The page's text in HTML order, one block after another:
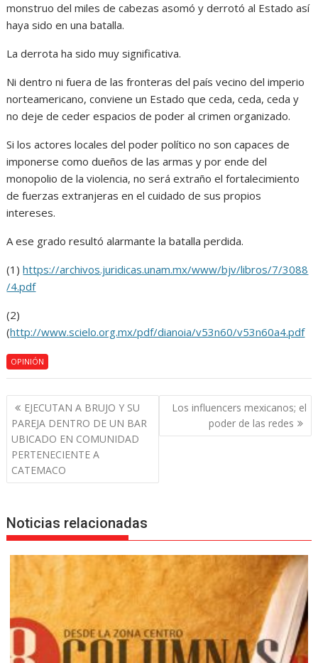
monstruo del miles de cabezas asomó y derrotó al Estado así
haya sido en una batalla.
La derrota ha sido muy significativa.
Ni dentro ni fuera de las fronteras del país vecino del imperio
norteamericano, conviene un Estado que ceda, ceda, ceda y
no deje de ceder espacios de poder al crimen organizado.
Si los actores locales del poder político no son capaces de
imponerse como dueños de las armas y por ende del
monopolio de la violencia, no será extraño el fortalecimiento
de fuerzas extranjeras en el cuidado de sus propios
intereses.
A ese grado resultó alarmante la batalla perdida.
(1)https://archivos.juridicas.unam.mx/www/bjv/libros/7/3088
/4.pdf
(2)
(http://www.scielo.org.mx/pdf/dianoia/v53n60/v53n60a4.pdf
OPINIÓN
Navegación
de
entradas
EJECUTAN A BRUJO Y SU
PAREJA DENTRO DE UN BAR
UBICADO EN COMUNIDAD
PERTENECIENTE A
CATEMACO
Los influencers mexicanos; el
poder de las redes
Noticias relacionadas